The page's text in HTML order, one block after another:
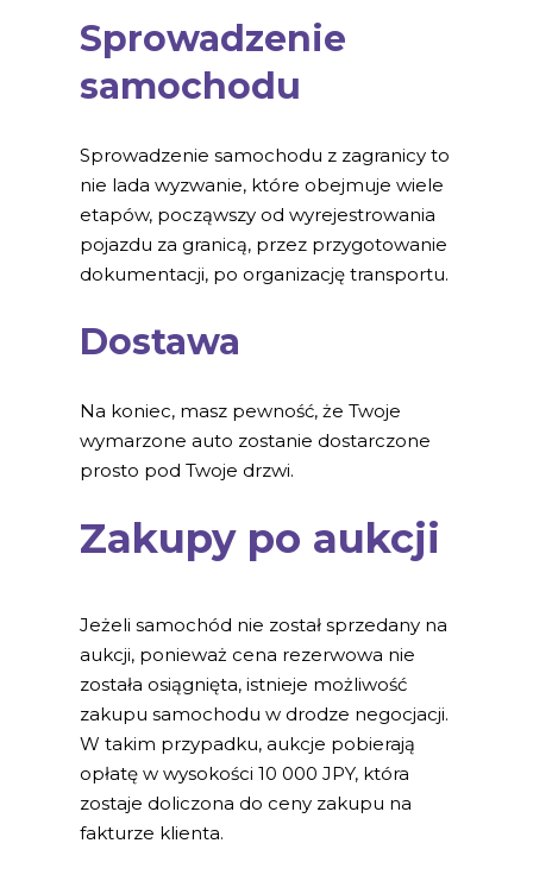
Sprowadzenie
samochodu
Sprowadzenie samochodu z zagranicy to
nie lada wyzwanie, które obejmuje wiele
etapów, począwszy od wyrejestrowania
pojazdu za granicą, przez przygotowanie
dokumentacji, po organizację transportu.
Dostawa
Na koniec, masz pewność, że Twoje
wymarzone auto zostanie dostarczone
prosto pod Twoje drzwi.
Zakupy po aukcji
Jeżeli samochód nie został sprzedany na
aukcji, ponieważ cena rezerwowa nie
została osiągnięta, istnieje możliwość
zakupu samochodu w drodze negocjacji.
W takim przypadku, aukcje pobierają
opłatę w wysokości 10 000 JPY, która
zostaje doliczona do ceny zakupu na
fakturze klienta.